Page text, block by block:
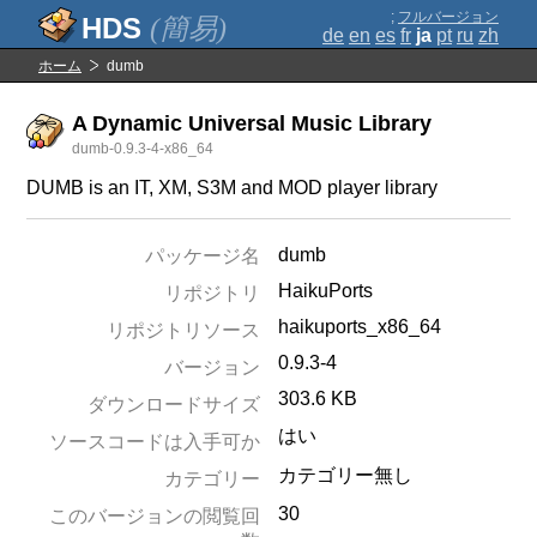
(簡易) ; フルバージョン
de en es fr ja pt ru zh
ホーム dumb
A Dynamic Universal Music Library
dumb-0.9.3-4-x86_64
DUMB is an IT, XM, S3M and MOD player library
パッケージ名
dumb
リポジトリ
HaikuPorts
リポジトリソース
haikuports_x86_64
バージョン
0.9.3-4
ダウンロードサイズ 303.6 KB
ソースコードは入手可か はい
カテゴリー
カテゴリー無し
このバージョンの閲覧回
30